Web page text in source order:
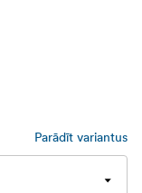
Parādīt variantus